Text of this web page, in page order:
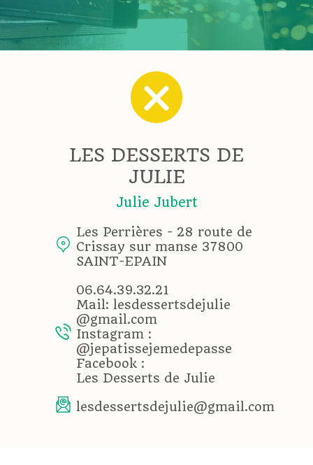
LES DESSERTS DE
JULIE
Julie Jubert
Les Perrières - 28 route de
Crissay sur manse 37800
SAINT-EPAIN
06.64.39.32.21
Mail: lesdessertsdejulie
@gmail.com
Instagram :
@jepatissejemedepasse
Facebook :
Les Desserts de Julie
lesdessertsdejulie@gmail.com